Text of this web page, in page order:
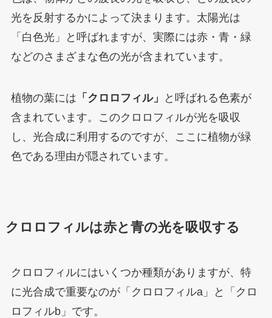
光を反射するかによって決まります。太陽光は
「白色光」と呼ばれますが、実際には赤・青・緑
などのさまざまな色の光が含まれています。
植物の葉には 「クロロフィル」
と呼ばれる色素が
含まれています。このクロロフィルが光を吸収
し、光合成に利用するのですが、ここに植物が緑
色である理由が隠されています。
クロロフィルは赤と青の光を吸収する
クロロフィルにはいくつか種類がありますが、特
に光合成で重要なのが「クロロフィルa」と「クロ
ロフィルb」です。